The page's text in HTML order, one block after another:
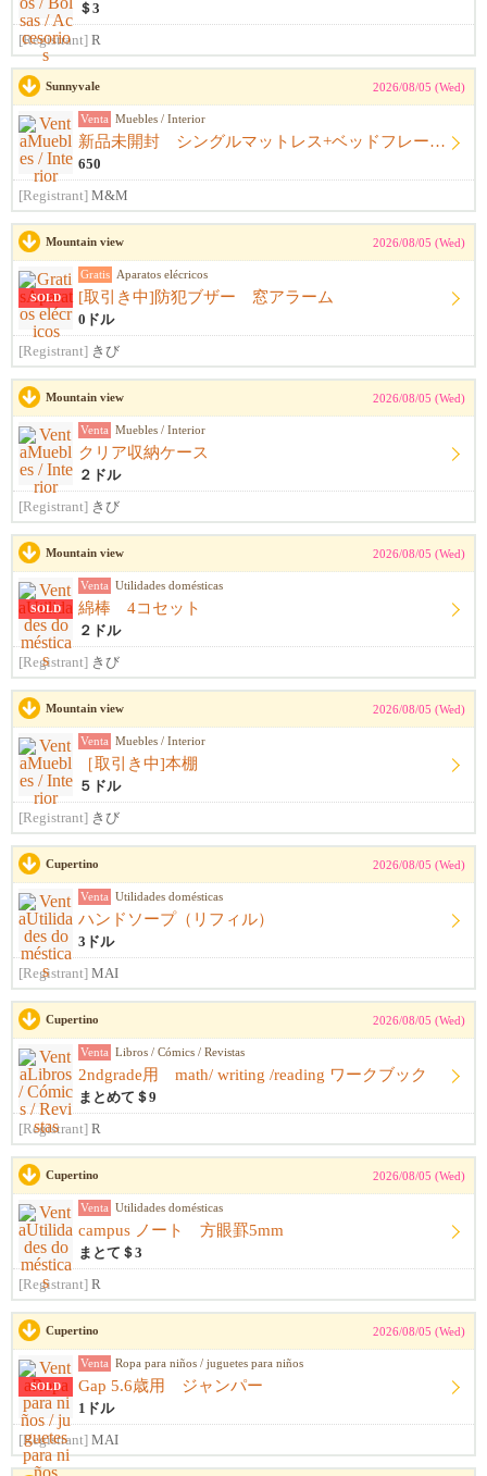
＄3
[Registrant] R
Sunnyvale 2026/08/05 (Wed)
Venta Muebles / Interior
新品未開封 シングルマットレス+ベッドフレーム+シーツ
650
[Registrant] M&M
Mountain view 2026/08/05 (Wed)
SOLD
Gratis Aparatos elécricos
[取引き中]防犯ブザー 窓アラーム
0ドル
[Registrant] きび
Mountain view 2026/08/05 (Wed)
Venta Muebles / Interior
クリア収納ケース
２ドル
[Registrant] きび
Mountain view 2026/08/05 (Wed)
SOLD
Venta Utilidades domésticas
綿棒 4コセット
２ドル
[Registrant] きび
Mountain view 2026/08/05 (Wed)
Venta Muebles / Interior
［取引き中]本棚
５ドル
[Registrant] きび
Cupertino 2026/08/05 (Wed)
Venta Utilidades domésticas
ハンドソープ（リフィル）
3ドル
[Registrant] MAI
Cupertino 2026/08/05 (Wed)
Venta Libros / Cómics / Revistas
2ndgrade用 math/ writing /reading ワークブック
まとめて＄9
[Registrant] R
Cupertino 2026/08/05 (Wed)
Venta Utilidades domésticas
campus ノート 方眼罫5mm
まとて＄3
[Registrant] R
Cupertino 2026/08/05 (Wed)
SOLD
Venta Ropa para niños / juguetes para niños
Gap 5.6歳用 ジャンパー
1ドル
[Registrant] MAI